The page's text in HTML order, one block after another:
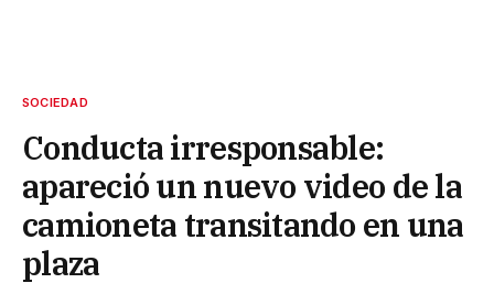
SOCIEDAD
Conducta irresponsable:
apareció un nuevo video de la
camioneta transitando en una
plaza